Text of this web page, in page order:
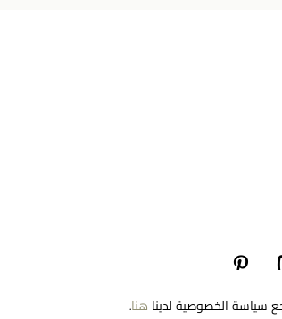
سياسة الخصوصية لدينا هنا.